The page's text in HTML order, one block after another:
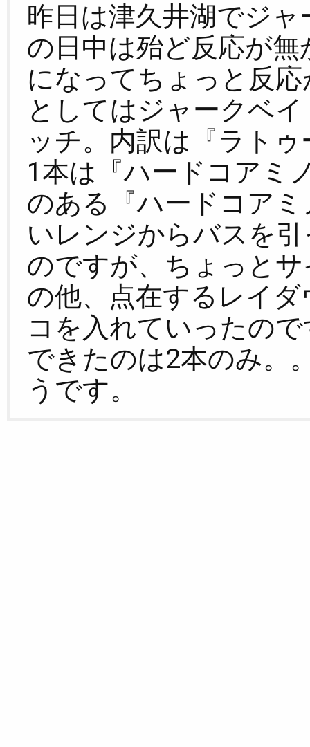
昨日は津久井湖でジ
の日中は殆ど反応が
になってちょっと反
としてはジャークベ
ッチ。内訳は『ラト
1本は『ハードコアミ
のある『ハードコア
いレンジからバスを
のですが、ちょっと
の他、点在するレイ
コを入れていったの
できたのは2本のみ。
うです。